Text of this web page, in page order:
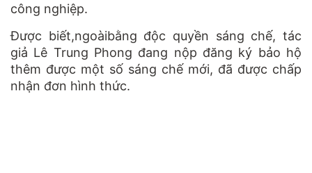
công nghiệp.
Được biết,ngoàibằng độc quyền sáng chế, tác
giả Lê Trung Phong đang nộp đăng ký bảo hộ
thêm được một số sáng chế mới, đã được chấp
nhận đơn hình thức.